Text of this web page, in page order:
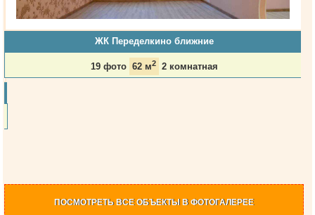
ЖК Переделкино ближние
19 фото 62 м2 2 комнатная
ПОСМОТРЕТЬ ВСЕ ОБЪЕКТЫ В ФОТОГАЛЕРЕЕ